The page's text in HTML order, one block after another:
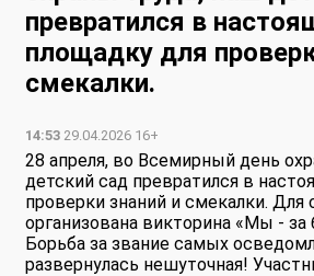
превратился в
площадку для
смекалки.
14:53 29.04.2026 16+
28 апреля, во Всемирный день
детский сад превратился в
проверки знаний и смекалки. Для
организована викторина «Мы - за
Борьба за звание самых
развернулась нешуточная!